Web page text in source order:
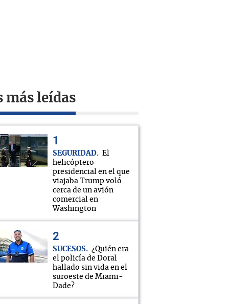
más leídas
SEGURIDAD
El
helicóptero
presidencial en el que
viajaba Trump voló
cerca de un avión
comercial en
Washington
SUCESOS
¿Quién era
el policía de Doral
hallado sin vida en el
suroeste de Miami-
Dade?